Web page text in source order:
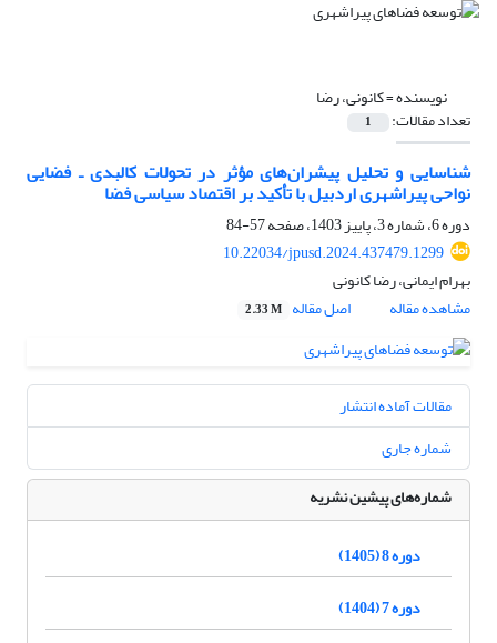
نویسنده =کانونی، رضا
تعداد مقالات: 1
شناسایی و تحلیل پیشران‌های مؤثر در تحولات کالبدی ـ فضایی
نواحی پیراشهری اردبیل با تأکید بر اقتصاد سیاسی فضا
دوره 6، شماره 3، پاییز 1403، صفحه
57-84
10.22034/jpusd.2024.437479.1299
بهرام ایمانی، رضا کانونی
مشاهده مقاله
اصل مقاله 2.33 M
مقالات آماده انتشار
شماره جاری
شماره‌های پیشین نشریه
دوره 8 (1405)
دوره 7 (1404)